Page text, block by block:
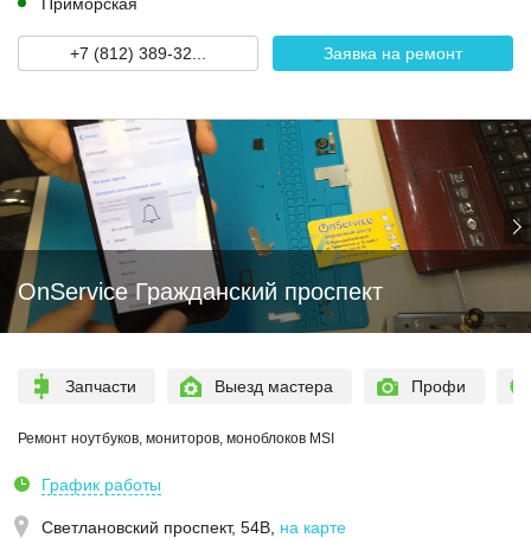
+7 (812) 389-32... Заявка на ремонт
OnService Гражданский проспект
Запчасти Выезд мастера Профи
Ремонт ноутбуков, мониторов, моноблоков MSI
График работы
Светлановский проспект, 54В на карте